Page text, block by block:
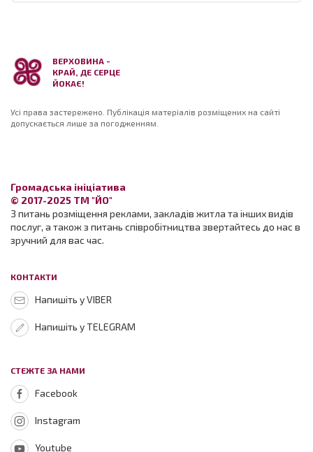
ВЕРХОВИНА -
КРАЙ, ДЕ СЕРЦЕ
ЙОКАЄ!
Усі права застережено. Публікація матеріалів розміщених на сайті
допускається лише за погодженням.
Громадська ініціатива
© 2017-2025 ТМ "ЙО"
З питань розміщення реклами, закладів житла та інших видів
послуг, а також з питань співробітництва звертайтесь до нас в
зручний для вас час.
КОНТАКТИ
Напишіть у VIBER
Напишіть у TELEGRAM
СТЕЖТЕ ЗА НАМИ
Facebook
Instagram
Youtube